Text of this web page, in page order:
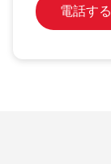
電話する